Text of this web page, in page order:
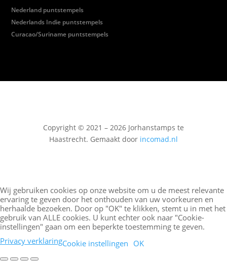
Nederland puntstempels
Nederlands Indie puntstempels
Curacao/Suriname puntstempels
Copyright © 2021 – 2026 Jorhanstamps te
Haastrecht. Gemaakt door incomad.nl
Wij gebruiken cookies op onze website om u de meest relevante
ervaring te geven door het onthouden van uw voorkeuren en
herhaalde bezoeken. Door op "OK" te klikken, stemt u in met het
gebruik van ALLE cookies. U kunt echter ook naar "Cookie-
instellingen" gaan om een beperkte toestemming te geven.
Privacy verklaringCookie instellingen OK